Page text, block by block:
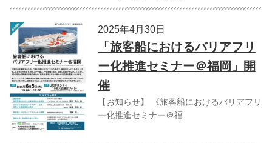
2025年4月30日
「旅客船におけるバリアフリ
ー化推進セミナー＠福岡」開
催
【お知らせ】 《旅客船におけるバリアフリ
ー化推進セミナー＠福